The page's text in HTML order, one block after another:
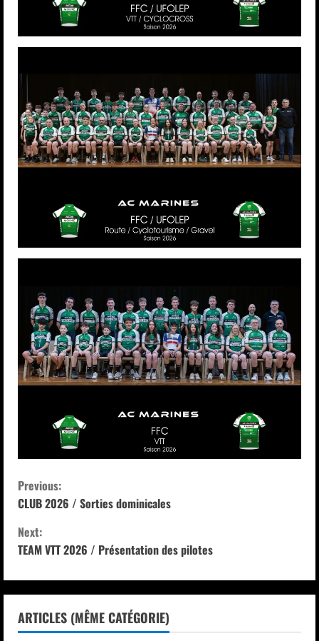
C
o
n
t
i
Previous:
CLUB 2026 / Sorties dominicales
Next:
TEAM VTT 2026 / Présentation des pilotes
ARTICLES (MÊME CATÉGORIE)